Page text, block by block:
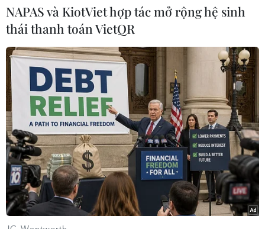
Không ít lần tiền vệ này bị đối thủ phạm lỗi vì những pha xử lý
bóng khéo léo, mở ra thế trận tốt cho tuyển Việt Nam. (Ảnh:
PV/Vietnam+)
NAPAS và KiotViet hợp tác mở rộng hệ sinh
thái thanh toán VietQR